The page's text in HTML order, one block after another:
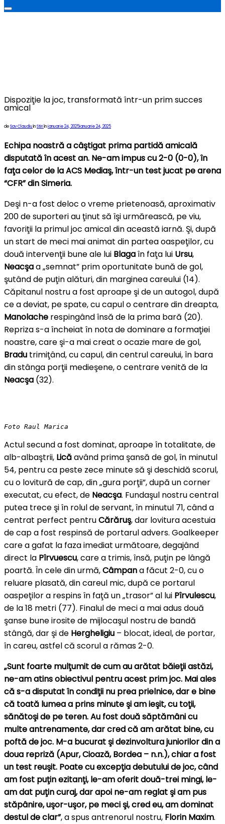
Comută
Dispoziţie la joc, transformată într-un prim succes
amical
deSav ClaudiuînStiriînpe
ianuarie 24, 2025ianuarie 24, 2025
Echipa noastră a câştigat prima partidă amicală
disputată în acest an. Ne-am impus cu 2-0 (0-0), în
faţa celor de la ACS Mediaş, într-un test jucat pe arena
“CFR” din Simeria.
Deşi n-a fost deloc o vreme prietenoasă, aproximativ
200 de suporteri au ţinut să îşi urmărească, pe viu,
favoriţii la primul joc amical din această iarnă. Şi, după
un start de meci mai animat din partea oaspeţilor, cu
două intervenţii bune ale lui Blagaîn faţa lui Ursu,
Neacşaa „semnat” prim oportunitate bună de gol,
şutând de puţin alături, din marginea careului (14).
Căpitanul nostru a fost aproape şi de un autogol, după
ce a deviat, pe spate, cu capul o centrare din dreapta,
Manolache respingând însă de la prima bară (20).
Repriza s-a încheiat în nota de dominare a formaţiei
noastre, care şi-a mai creat o ocazie mare de gol,
Bradu trimiţând, cu capul, din centrul careului, în bara
din stânga porţii medieşene, o centrare venită de la
Neacşa (32).
Foto Raul Marica
Actul secund a fost dominat, aproape în totalitate, de
alb-albaştrii, Licăavând prima şansă de gol, în minutul
54, pentru ca peste zece minute să şi deschidă scorul,
cu o lovitură de cap, din „gura porţii”, după un corner
executat, cu efect, de Neacşa. Fundaşul nostru central
putea trece şi în rolul de servant, în minutul 71, când a
centrat perfect pentruCărăruş, dar lovitura acestuia
de cap a fost respinsă de portarul advers. Goalkeeper
care a gafat la faza imediat următoare, degajând
direct la Pîrvuescu, care a trimis, însă, puţin pe lângă
poartă. În cele din urmă,Câmpana făcut 2-0, cu o
reluare plasată, din careul mic, după ce portarul
oaspeţilor a respins în faţă un „trasor” al lui Pîrvulescu,
de la 18 metri (77). Finalul de meci a mai adus două
şanse bune irosite de mijlocaşul nostru de bandă
stângă, dar şi de Hergheligiu – blocat, ideal, de portar,
în careu, astfel că scorul a rămas 2-0.
„Sunt foarte mulţumit de cum au arătat băieţii astăzi,
ne-am atins obiectivul pentru acest prim joc. Mai ales
că s-a disputat în condiţii nu prea prielnice, dar e bine
că toată lumea a prins minute şi am ieşit, cu toţii,
sănătoşi de pe teren. Au fost două săptămâni cu
multe antrenamente, dar cred că am arătat bine, cu
poftă de joc. M-a bucurat şi dezinvoltura juniorilor din a
doua repriză (Apur, Cioază, Bordea – n.n.), chiar a fost
un test reuşit. Poate cu excepţia debutului de joc, când
am fost puţin ezitanţi, le-am oferit două-trei mingi, le-
am dat puţin curaj, dar apoi ne-am reglat şi am pus
stăpânire, uşor-uşor, pe meci şi, cred eu, am dominat
destul de clar”, a spus antrenorul nostru, Florin Maxim.